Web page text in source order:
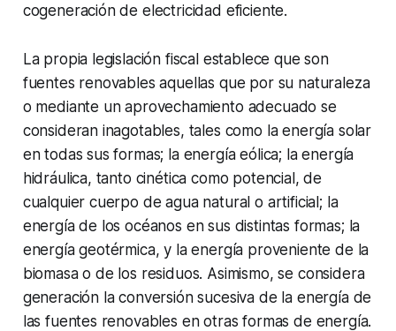
cogeneración de electricidad eficiente.
La propia legislación fiscal establece que son
fuentes renovables aquellas que por su naturaleza
o mediante un aprovechamiento adecuado se
consideran inagotables, tales como la energía solar
en todas sus formas; la energía eólica; la energía
hidráulica, tanto cinética como potencial, de
cualquier cuerpo de agua natural o artificial; la
energía de los océanos en sus distintas formas; la
energía geotérmica, y la energía proveniente de la
biomasa o de los residuos. Asimismo, se considera
generación la conversión sucesiva de la energía de
las fuentes renovables en otras formas de energía.